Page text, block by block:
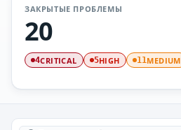
ЗАКРЫТЫЕ ПРОБЛЕМЫ
20
4CRITICAL 5HIGH 11MEDIUM